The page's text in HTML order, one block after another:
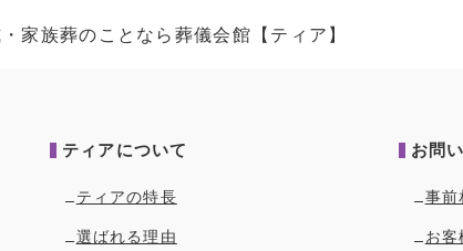
家族葬のことなら葬儀会館【ティア】
ティアについて
ティアの特長
選ばれる理由
お問
事前
お